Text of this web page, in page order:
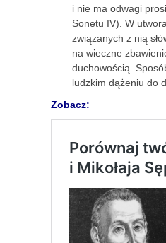
i nie ma odwagi
Sonetu IV). W
związanych z nią
na wieczne
duchowością.
ludzkim dążeniu do
Zobacz: